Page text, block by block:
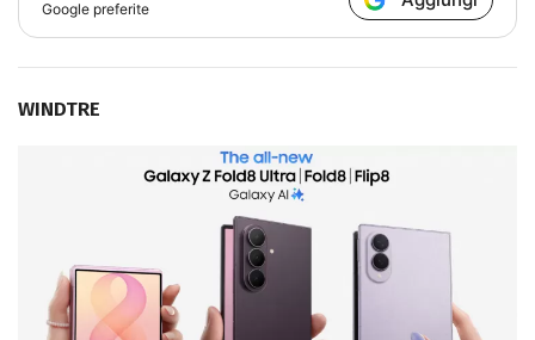
Google preferite
WINDTRE